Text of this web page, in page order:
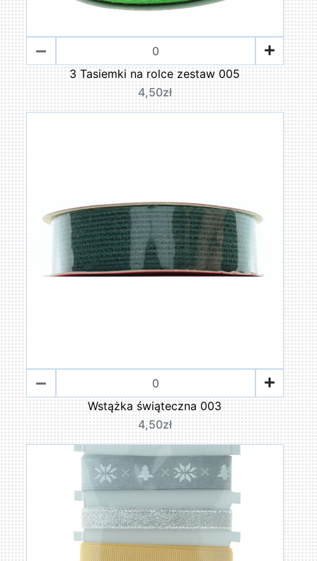
3 Tasiemki na rolce zestaw 005
4,50zł
Wstążka świąteczna 003
4,50zł